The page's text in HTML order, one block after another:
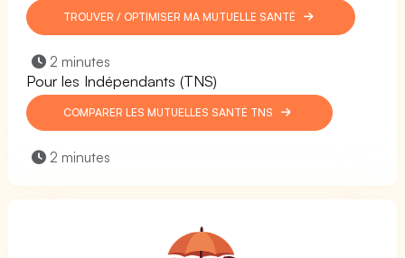
TROUVER / OPTIMISER MA MUTUELLE SANTÉ
2 minutes
Pour les Indépendants (TNS)
COMPARER LES MUTUELLES SANTÉ TNS
2 minutes